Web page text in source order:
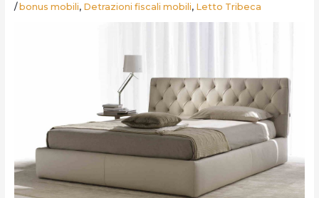
/bonus mobili, Detrazioni fiscali mobili, Letto Tribeca